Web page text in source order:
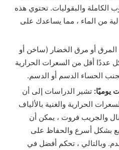
الكاملة والبقوليات. تحتوي هذه
من الماء ، مما يساعدك على
المرق أو مرق الخضار (ساخن أو
عددًا أقل من السعرات الحرارية
الحساء الدسم أو الدسم.
يوميًا: تشير الدراسات إلى أن
الحرارية والغنية بالألياف
والجريب فروت ، يمكن أن
بشكل أسرع والحفاظ على
وبالتالي ، تحكم أفضل في